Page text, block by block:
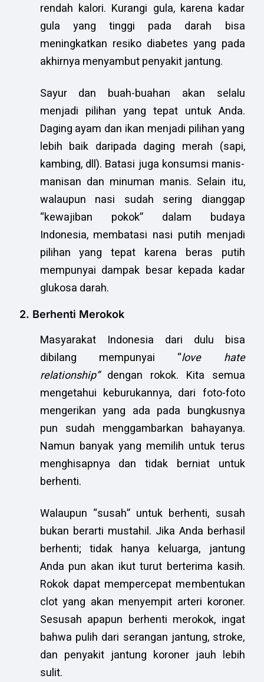
rendah kalori. Kurangi gula, karena kadar
gula yang tinggi pada darah bisa
meningkatkan resiko diabetes yang pada
akhirnya menyambut penyakit jantung.
Sayur dan buah-buahan akan selalu
menjadi pilihan yang tepat untuk Anda.
Daging ayam dan ikan menjadi pilihan yang
lebih baik daripada daging merah (sapi,
kambing, dll). Batasi juga konsumsi manis-
manisan dan minuman manis. Selain itu,
walaupun nasi sudah sering dianggap
“kewajiban pokok” dalam budaya
Indonesia, membatasi nasi putih menjadi
pilihan yang tepat karena beras putih
mempunyai dampak besar kepada kadar
glukosa darah.
2. Berhenti Merokok
Masyarakat Indonesia dari dulu bisa
dibilang mempunyai “love hate
relationship” dengan rokok. Kita semua
mengetahui keburukannya, dari foto-foto
mengerikan yang ada pada bungkusnya
pun sudah menggambarkan bahayanya.
Namun banyak yang memilih untuk terus
menghisapnya dan tidak berniat untuk
berhenti.
Walaupun “susah” untuk berhenti, susah
bukan berarti mustahil. Jika Anda berhasil
berhenti; tidak hanya keluarga, jantung
Anda pun akan ikut turut berterima kasih.
Rokok dapat mempercepat membentukan
clot yang akan menyempit arteri koroner.
Sesusah apapun berhenti merokok, ingat
bahwa pulih dari serangan jantung, stroke,
dan penyakit jantung koroner jauh lebih
sulit.